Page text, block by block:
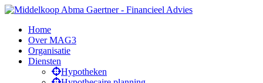
Home
Over MAG3
Organisatie
Diensten
Hypotheken